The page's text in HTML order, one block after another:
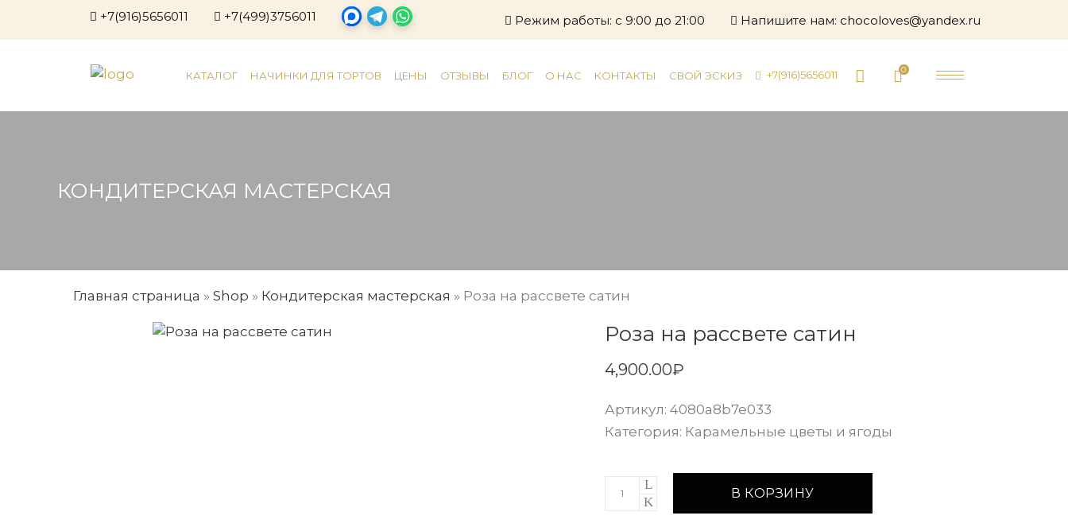
+7(916)5656011 +7(499)3756011 Режим работы: с 9:00 до 21:00 Напишите нам: chocoloves@yandex.ru
КАТАЛОГ НАЧИНКИ ДЛЯ ТОРТОВ ЦЕНЫ ОТЗЫВЫ БЛОГ О НАС КОНТАКТЫ СВОЙ ЭСКИЗ +7(916)5656011 0
КОНДИТЕРСКАЯ МАСТЕРСКАЯ
Главная страница » Shop » Кондитерская мастерская » Роза на рассвете сатин
Роза на рассвете сатин
4,900.00₽
Артикул: 4080a8b7e033
Категория: Карамельные цветы и ягоды
В КОРЗИНУ